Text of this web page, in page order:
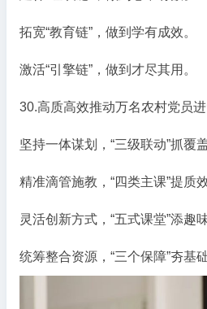
拓宽“教育链”，做到学有成效。
激活“引擎链”，做到才尽其用。
30.高质高效推动万名农村党员
坚持一体谋划，“三级联动”抓覆盖
精准滴管施教，“四类主课”提质效
灵活创新方式，“五式课堂”添趣味
统筹整合资源，“三个保障”夯基础